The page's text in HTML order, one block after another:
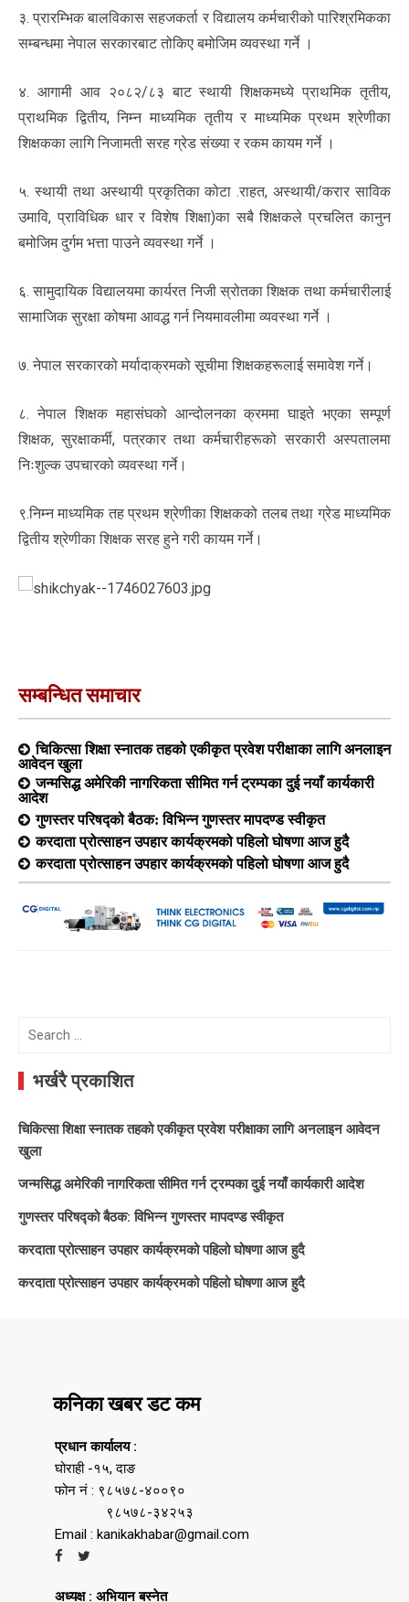
३. प्रारम्भिक बालविकास सहजकर्ता र विद्यालय कर्मचारीको पारिश्रमिकका
सम्बन्धमा नेपाल सरकारबाट तोकिए बमोजिम व्यवस्था गर्ने ।
४. आगामी आव २०८२/८३ बाट स्थायी शिक्षकमध्ये प्राथमिक तृतीय,
प्राथमिक द्वितीय, निम्न माध्यमिक तृतीय र माध्यमिक प्रथम श्रेणीका
शिक्षकका लागि निजामती सरह ग्रेड संख्या र रकम कायम गर्ने ।
५. स्थायी तथा अस्थायी प्रकृतिका कोटा .राहत, अस्थायी/करार साविक
उमावि, प्राविधिक धार र विशेष शिक्षा)का सबै शिक्षकले प्रचलित कानुन
बमोजिम दुर्गम भत्ता पाउने व्यवस्था गर्ने ।
६. सामुदायिक विद्यालयमा कार्यरत निजी स्रोतका शिक्षक तथा कर्मचारीलाई
सामाजिक सुरक्षा कोषमा आवद्ध गर्न नियमावलीमा व्यवस्था गर्ने ।
७. नेपाल सरकारको मर्यादाक्रमको सूचीमा शिक्षकहरूलाई समावेश गर्ने।
८. नेपाल शिक्षक महासंघको आन्दोलनका क्रममा घाइते भएका सम्पूर्ण
शिक्षक, सुरक्षाकर्मी, पत्रकार तथा कर्मचारीहरूको सरकारी अस्पतालमा
निःशुल्क उपचारको व्यवस्था गर्ने।
९.निम्न माध्यमिक तह प्रथम श्रेणीका शिक्षकको तलब तथा ग्रेड माध्यमिक
द्वितीय श्रेणीका शिक्षक सरह हुने गरी कायम गर्ने।
सम्बन्धित समाचार
चिकित्सा शिक्षा स्नातक तहको एकीकृत प्रवेश परीक्षाका लागि अनलाइन
आवेदन खुला
जन्मसिद्ध अमेरिकी नागरिकता सीमित गर्न ट्रम्पका दुई नयाँ कार्यकारी
आदेश
गुणस्तर परिषद्को बैठक: विभिन्न गुणस्तर मापदण्ड स्वीकृत
करदाता प्रोत्साहन उपहार कार्यक्रमको पहिलो घोषणा आज हुदै
करदाता प्रोत्साहन उपहार कार्यक्रमको पहिलो घोषणा आज हुदै
Search
भर्खरै प्रकाशित
चिकित्सा शिक्षा स्नातक तहको एकीकृत प्रवेश परीक्षाका लागि अनलाइन आवेदन
खुला
जन्मसिद्ध अमेरिकी नागरिकता सीमित गर्न ट्रम्पका दुई नयाँ कार्यकारी आदेश
गुणस्तर परिषद्को बैठक: विभिन्न गुणस्तर मापदण्ड स्वीकृत
करदाता प्रोत्साहन उपहार कार्यक्रमको पहिलो घोषणा आज हुदै
करदाता प्रोत्साहन उपहार कार्यक्रमको पहिलो घोषणा आज हुदै
कनिका खबर डट कम
प्रधान कार्यालय :
घोराही -१५, दाङ
फोन नं : ९८५७८-४००९०
९८५७८-३४२५३
Email : kanikakhabar@gmail.com
अध्यक्ष : अभियान बस्नेत